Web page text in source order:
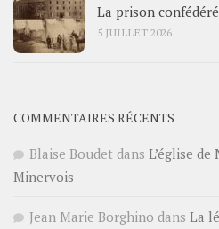
La prison
5 JUILLET 2026
COMMENTAIRES RÉCENTS
Blaise Boudet dans L’église
Minervois
Jean Marie Borghino dans La